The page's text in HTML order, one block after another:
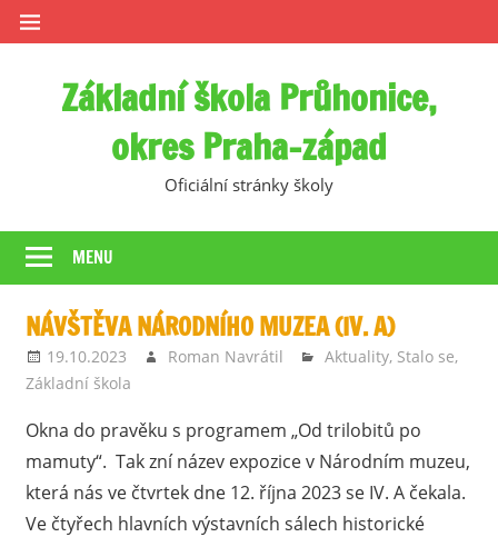
Skip
to
Základní škola Průhonice,
okres Praha-západ
Oficiální stránky školy
MENU
NÁVŠTĚVA NÁRODNÍHO MUZEA (IV. A)
19.10.2023 Roman Navrátil Aktuality, Stalo se,
Základní škola
Okna do pravěku s programem „Od trilobitů po
mamuty“. Tak zní název expozice v Národním muzeu,
která nás ve čtvrtek dne 12. října 2023 se IV. A čekala.
Ve čtyřech hlavních výstavních sálech historické